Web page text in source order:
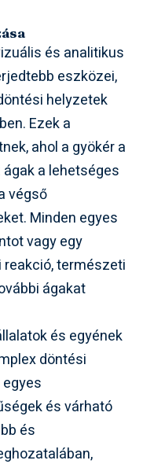
és analitikus
eszközei,
helyzetek
Ezek a
ahol a gyökér a
a lehetséges
végső
Minden egyes
vagy egy
természeti
ágakat
és egyének
döntési
és várható
és